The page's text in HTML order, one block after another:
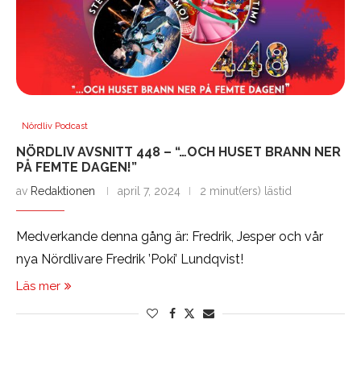
Nördliv Podcast
NÖRDLIV AVSNITT 448 – “…OCH HUSET BRANN NER
PÅ FEMTE DAGEN!”
av Redaktionen april 7, 2024 2 minut(ers) lästid
Medverkande denna gång är: Fredrik, Jesper och vår
nya Nördlivare Fredrik ’Poki’ Lundqvist!
Läs mer